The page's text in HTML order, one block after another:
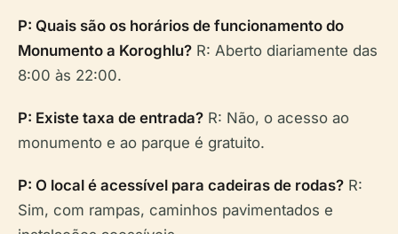
P: Quais são os horários de funcionamento do
Monumento a Koroghlu? R: Aberto diariamente das
8:00 às 22:00.
P: Existe taxa de entrada? R: Não, o acesso ao
monumento e ao parque é gratuito.
P: O local é acessível para cadeiras de rodas? R:
Sim, com rampas, caminhos pavimentados e